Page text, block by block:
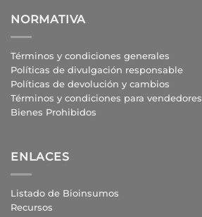
NORMATIVA
Términos y condiciones generales
Políticas de divulgación responsable
Políticas de devolución y cambios
Términos y condiciones para vendedores
Bienes Prohibidos
ENLACES
Listado de Bioinsumos
Recursos